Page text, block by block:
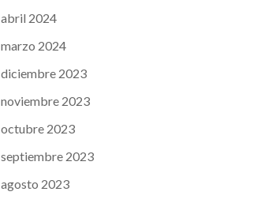
abril 2024
marzo 2024
diciembre 2023
noviembre 2023
octubre 2023
septiembre 2023
agosto 2023